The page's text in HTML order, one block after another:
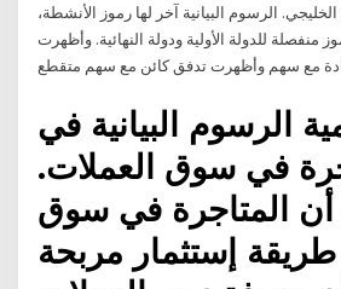
الرسوم البيانية آخر لها رموز الأنشطة،
منفصلة للدولة الأولية ودولة النهائية. وأظهرت
الرسوم البيانية في
في سوق العملات.
أن المتاجرة في سوق
إستثمار مربحة